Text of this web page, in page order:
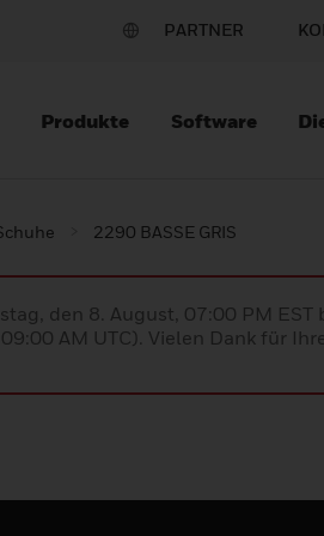
PARTNER
Produkte Software
2290 BASSE GRIS
den 8. August, 07:00 PM
AM UTC). Vielen Dank für